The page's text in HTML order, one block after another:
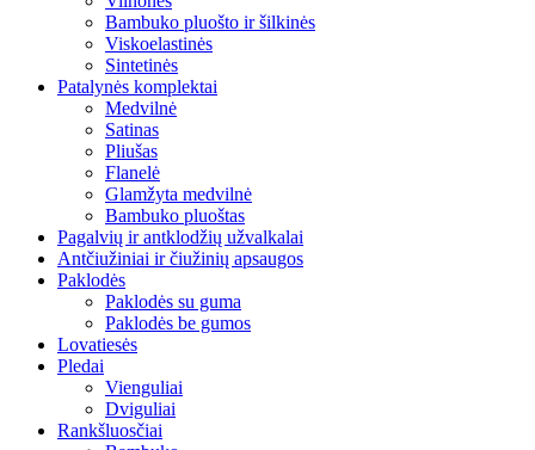
Bambuko pluošto ir šilkinės
Viskoelastinės
Sintetinės
Patalynės komplektai
Medvilnė
Satinas
Pliušas
Flanelė
Glamžyta medvilnė
Bambuko pluoštas
Pagalvių ir antklodžių užvalkalai
Antčiužiniai ir čiužinių apsaugos
Paklodės
Paklodės su guma
Paklodės be gumos
Lovatiesės
Pledai
Vienguliai
Dviguliai
Rankšluosčiai